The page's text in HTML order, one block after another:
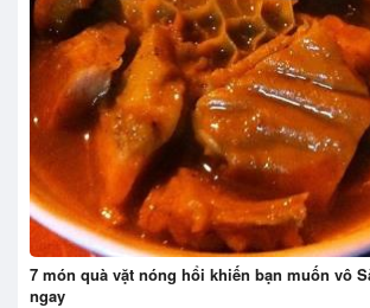
7 món quà vặt nóng hổi khiến bạn muốn vô
ngay